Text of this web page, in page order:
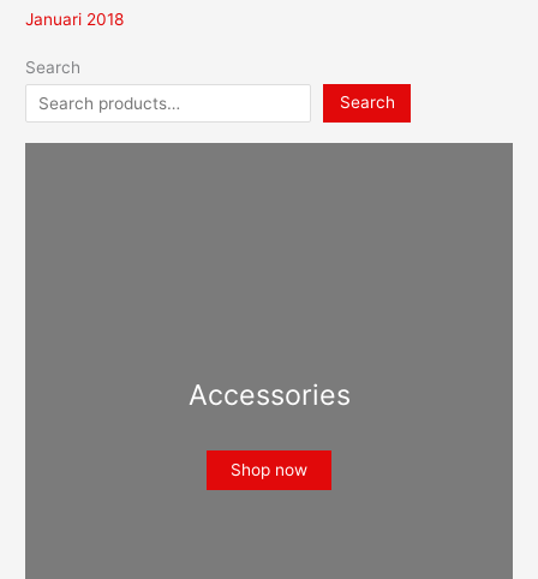
Januari 2018
Search
Search
Accessories
Shop now